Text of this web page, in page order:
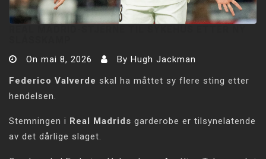
On mai 8, 2026 By Hugh Jackman
Federico Valverde skal ha måttet sy flere sting etter
hendelsen.
Stemningen i Real Madrids garderobe er tilsynelatende
av det dårlige slaget.